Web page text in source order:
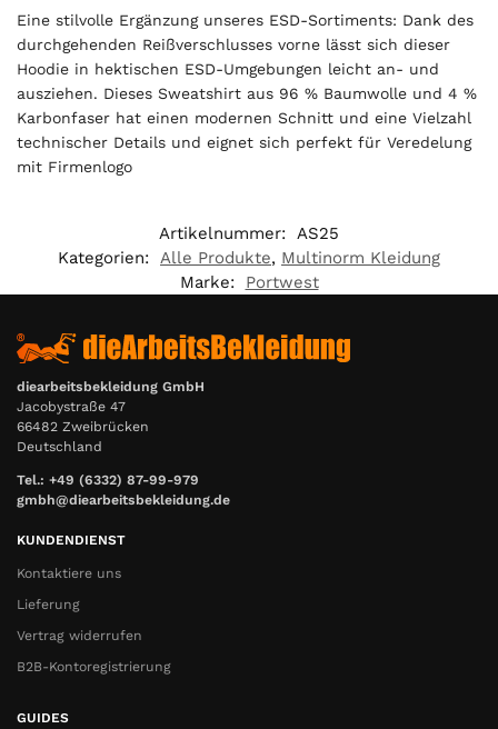
€
Eine stilvolle Ergänzung unseres ESD-Sortiments: Dank des
durchgehenden Reißverschlusses vorne lässt sich dieser
Hoodie in hektischen ESD-Umgebungen leicht an- und
ausziehen. Dieses Sweatshirt aus 96 % Baumwolle und 4 %
Karbonfaser hat einen modernen Schnitt und eine Vielzahl
technischer Details und eignet sich perfekt für Veredelung
mit Firmenlogo
Artikelnummer: AS25
Kategorien: Alle Produkte, Multinorm Kleidung
Marke:
Portwest
diearbeitsbekleidung GmbH
Jacobystraße 47
66482 Zweibrücken
Deutschland
Tel.: +49 (6332) 87-99-979
gmbh@diearbeitsbekleidung.de
KUNDENDIENST
Kontaktiere uns
Lieferung
Vertrag widerrufen
B2B-Kontoregistrierung
GUIDES